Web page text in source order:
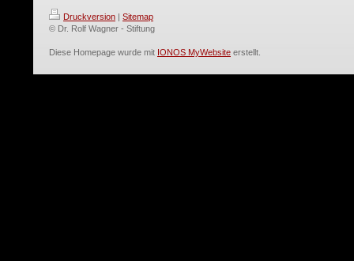
Druckversion | Sitemap
© Dr. Rolf Wagner - Stiftung
Diese Homepage wurde mit IONOS MyWebsite erstellt.